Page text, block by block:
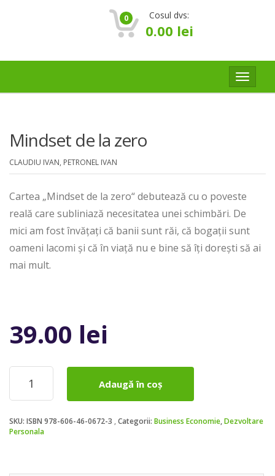
0 Cosul dvs:
0.00 lei
Toggle
Mindset de la zero
CLAUDIU IVAN, PETRONEL IVAN
Cartea „Mindset de la zero“ debutează cu o poveste
reală care subliniază necesitatea unei schimbări. De
mici am fost învăţaţi că banii sunt răi, că bogaţii sunt
oameni lacomi şi că în viaţă nu e bine să îţi doreşti să ai
mai mult.
39.00 lei
Cantitate
Mindset
de
zero
Adaugă în coș
SKU: ISBN 978-606-46-0672-3 Categorii: Business Economie,Dezvoltare
Personala